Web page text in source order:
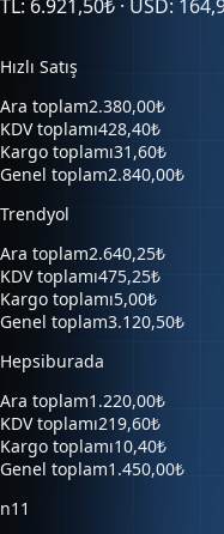
Ara toplam
Kargo toplamı31,60₺
Genel toplam2.840,00₺
Trendyol
Ara toplam
Kargo toplamı5,00₺
Genel toplam3.120,50₺
Hepsiburada
Ara toplam1.220,00₺
Kargo toplamı10,40₺
Genel toplam1.450,00₺
n11
Ara toplam